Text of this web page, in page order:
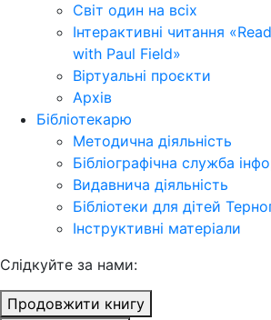
Світ один на всіх
Інтерактивні читання
with Paul Field»
Віртуальні проєкти
Архів
Бібліотекарю
Методична діяльність
Бібліографічна служба
Видавнича діяльність
Бібліотеки для дітей
Інструктивні матеріали
Cлідкуйте за нами:
Продовжити книгу